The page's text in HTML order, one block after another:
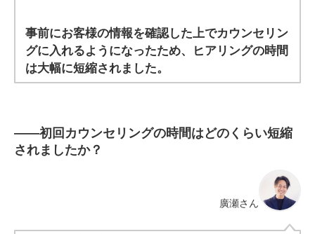
事前にお客様の情報を確認した上でカウンセリン
グに入れるようになったため、ヒアリングの時間
は大幅に短縮されました。
――初回カウンセリングの時間はどのくらい短縮
されましたか？
廣瀬さん